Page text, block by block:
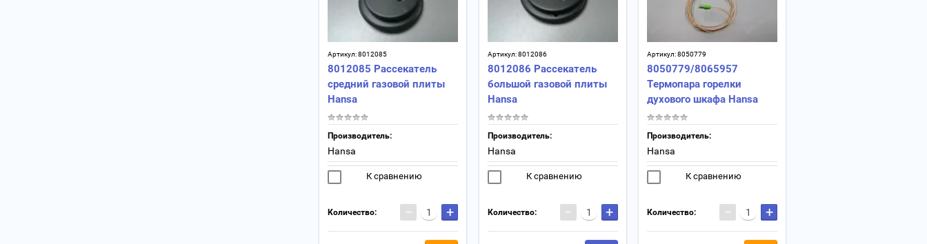
Артикул:8012085
8012085 Рассекатель
средний газовой плиты
Hansa
Производитель:
Hansa
К сравнению
Количество: − +
Артикул:8012086
8012086 Рассекатель
большой газовой плиты
Hansa
Производитель:
Hansa
К сравнению
Количество: − +
Артикул:8050779
8050779/8065957
Термопара горелки
духового шкафа Hansa
Производитель:
Hansa
К сравнению
Количество: − +